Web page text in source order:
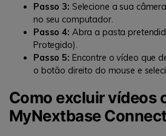
Passo 3: Selecione a sua
no seu computador.
Passo 4: Abra a pasta
Protegido).
Passo 5: Encontre o vídeo que
o botão direito do mouse e
Como excluir vídeos
MyNextbase Connect